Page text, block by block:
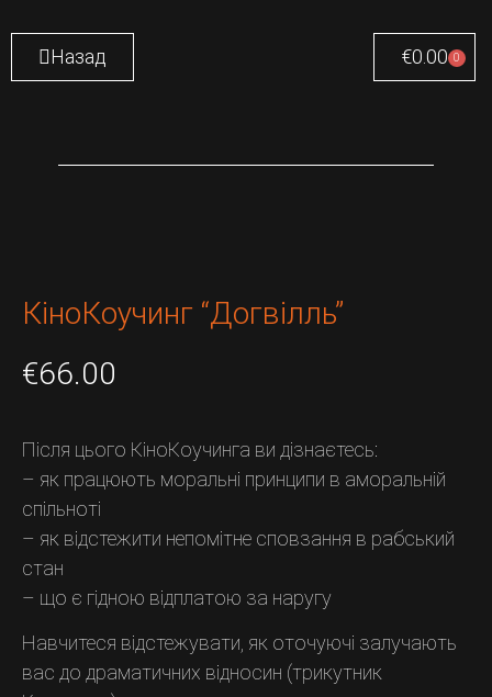
Назад €0.00 0
КіноКоучинг “Догвілль”
€66.00
Після цього КіноКоучинга ви дізнаєтесь:
– як працюють моральні принципи в аморальній
спільноті
– як відстежити непомітне сповзання в рабський
стан
– що є гідною відплатою за наругу
Навчитеся відстежувати, як оточуючі залучають
вас до драматичних відносин (трикутник